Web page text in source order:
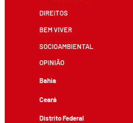
DIREITOS
BEM VIVER
SOCIOAMBIENTAL
OPINIÃO
Bahia
Ceará
Distrito Federal